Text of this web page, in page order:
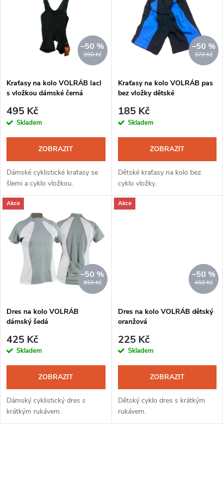
p
r
o
d
u
k
t
Abecedně
s
p
r
d
u
k
990 Kč
–50 %
Kraťasy na kolo VOLRÁB lacl
s vložkou dámské černá
495 Kč
Skladem
ZOBRAZIT
Dámské cyklistické kraťasy se
šlemi a cyklo vložkou.
370 Kč
–50 %
Kraťasy na kolo VOLRÁB pas
bez vložky dětské
185 Kč
Skladem
ZOBRAZIT
Dětské kraťasy na kolo bez
cyklo vložky.
Akce
850 Kč
–50 %
Dres na kolo VOLRÁB
dámský šedá
425 Kč
Skladem
ZOBRAZIT
Dámský cyklistický dres s
krátkým rukávem.
Akce
450 Kč
–50 %
Dres na kolo VOLRÁB dětský
oranžová
225 Kč
Skladem
ZOBRAZIT
Dětský cyklo dres s krátkým
rukávem.